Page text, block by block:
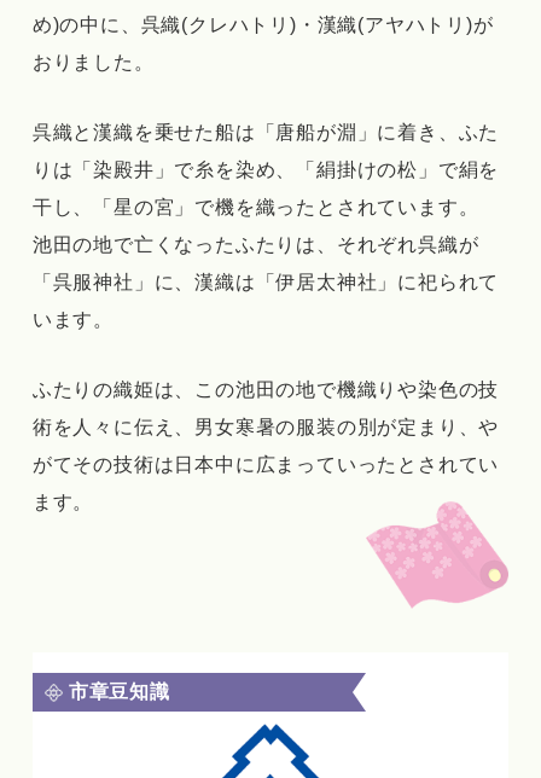
め)の中に、呉織(クレハトリ)・漢織(アヤハトリ)が
おりました。
呉織と漢織を乗せた船は「唐船が淵」に着き、ふた
りは「染殿井」で糸を染め、「絹掛けの松」で絹を
干し、「星の宮」で機を織ったとされています。
池田の地で亡くなったふたりは、それぞれ呉織が
「呉服神社」に、漢織は「伊居太神社」に祀られて
います。
ふたりの織姫は、この池田の地で機織りや染色の技
術を人々に伝え、男女寒暑の服装の別が定まり、や
がてその技術は日本中に広まっていったとされてい
ます。
市章豆知識